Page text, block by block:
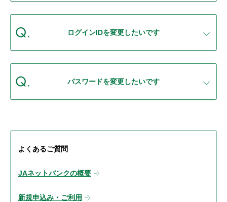
ログインIDを変更したいです
パスワードを変更したいです
よくあるご質問
JAネットバンクの概要
新規申込み・ご利用